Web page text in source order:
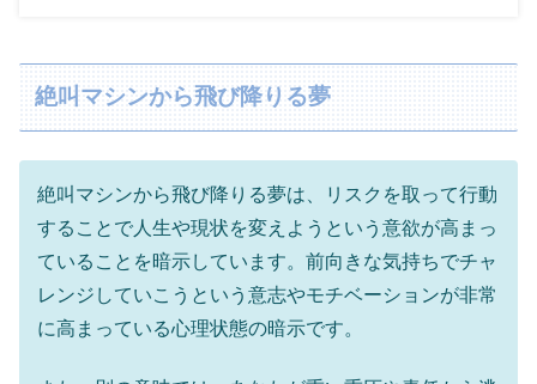
絶叫マシンから飛び降りる夢
絶叫マシンから飛び降りる夢は、リスクを取って行動
することで人生や現状を変えようという意欲が高まっ
ていることを暗示しています。前向きな気持ちでチャ
レンジしていこうという意志やモチベーションが非常
に高まっている心理状態の暗示です。